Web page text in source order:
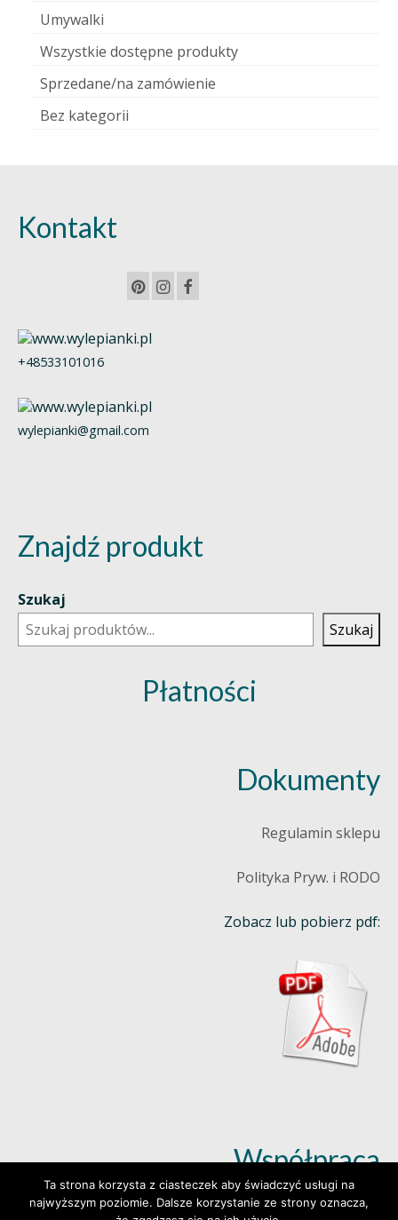
Umywalki
Wszystkie dostępne produkty
Sprzedane/na zamówienie
Bez kategorii
Kontakt
+48533101016
wylepianki@gmail.com
Znajdź produkt
Szukaj
Szukaj
Płatności
Dokumenty
Regulamin sklepu
Polityka Pryw. i RODO
Zobacz lub pobierz pdf:
Współpraca
Dowiedz się więcej (klik)
Ta strona korzysta z ciasteczek aby świadczyć usługi na
najwyższym poziomie. Dalsze korzystanie ze strony oznacza,